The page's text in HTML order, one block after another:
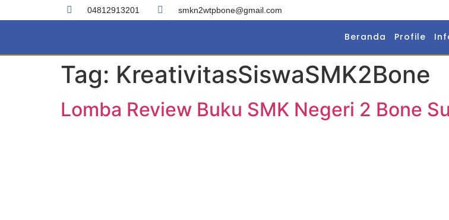
04812913201 smkn2wtpbone@gmail.com
Beranda Profile
Tag: KreativitasSiswaSMK2Bone
Lomba Review Buku SMK Negeri 2 Bone